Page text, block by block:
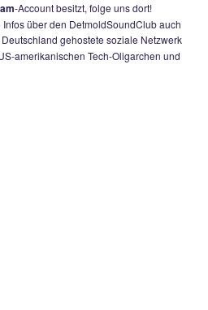
-Account besitzt, folge uns dort!
über den DetmoldSoundClub auch
gehostete soziale Netzwerk
amerikanischen Tech-Oligarchen und